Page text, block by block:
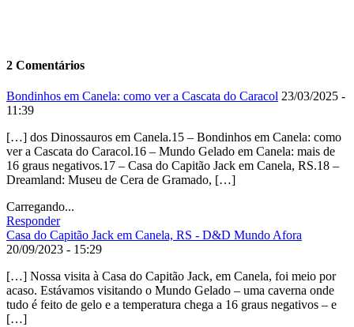
2 Comentários
Bondinhos em Canela: como ver a Cascata do Caracol 23/03/2025 -
11:39
[…] dos Dinossauros em Canela.15 – Bondinhos em Canela: como
ver a Cascata do Caracol.16 – Mundo Gelado em Canela: mais de
16 graus negativos.17 – Casa do Capitão Jack em Canela, RS.18 –
Dreamland: Museu de Cera de Gramado, […]
Carregando...
Responder
Casa do Capitão Jack em Canela, RS - D&D Mundo Afora
20/09/2023 - 15:29
[…] Nossa visita à Casa do Capitão Jack, em Canela, foi meio por
acaso. Estávamos visitando o Mundo Gelado – uma caverna onde
tudo é feito de gelo e a temperatura chega a 16 graus negativos – e
[…]